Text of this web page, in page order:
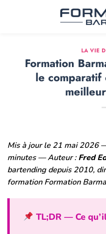
LA VIE
Formation
le comparatif
Mis à jour le 21 mai 2026
minutes — Auteur :Fred
bartending depuis 2010,
formation Formation
TL;DR — Ce